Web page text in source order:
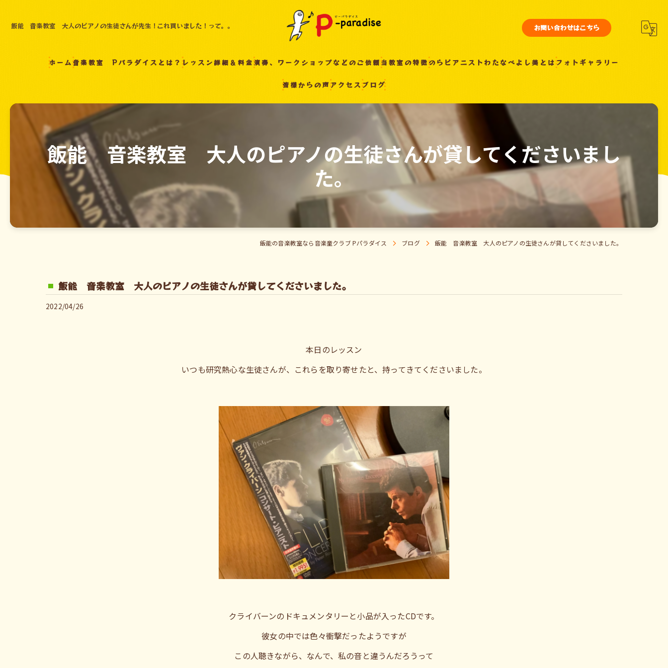
飯能 音楽教室 大人のピアノの生徒さんが先生！これ買いました！って。。 お問い合わせはこちら
ホーム音楽教室 Pパラダイスとは？ レッスン詳細＆料金演奏、ワークショップなどのご依頼当教室の特徴
習い事
非認知能力
ピアノ
のらピアニストわたなべよし美とはフォトギャラリー
皆様からの声アクセスブログ
飯能 音楽教室 大人のピアノの生徒さんが貸してくださいまし
た。
飯能の音楽教室なら音楽童クラブ Pパラダイス ブログ 飯能 音楽教室 大人のピアノの生徒さんが貸してくださいました。
飯能 音楽教室 大人のピアノの生徒さんが貸してくださいました。
2022/04/26
本日のレッスン
いつも研究熱心な生徒さんが、これらを取り寄せたと、持ってきてくださいました。
クライバーンのドキュメンタリーと小品が入ったCDです。
彼女の中では色々衝撃だったようですが
この人聴きながら、なんで、私の音と違うんだろうって